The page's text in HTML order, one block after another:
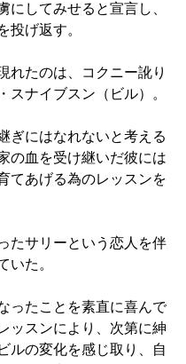
にしてみせると宣言し、
投げ返す。
れたのは、コクニー訛り
スナイブスン（ビル）。
ぎにはなれないと考える
の血を受け継いだ彼には
てあげる為のレッスンを
たサリーという恋人を伴
いた。
ったことを素直に喜んで
ッスンにより、次第に紳
ルの変化を感じ取り、自